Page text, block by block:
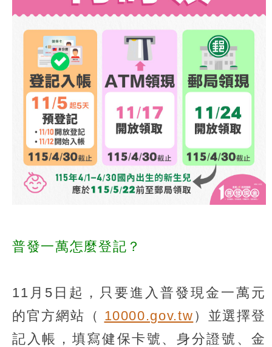
普發一萬怎麼登記？
11月5日起，只要進入普發現金一萬元
的官方網站（ 10000.gov.tw ）並選擇登
記入帳，填寫健保卡號、身分證號、金